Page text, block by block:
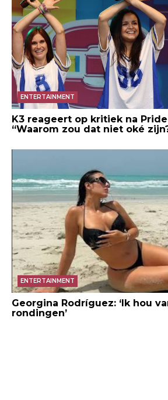
ENTERTAINMENT
K3 reageert op kritiek na
“Waarom zou dat niet oké
ENTERTAINMENT
Georgina Rodríguez: ‘Ik hou
rondingen’